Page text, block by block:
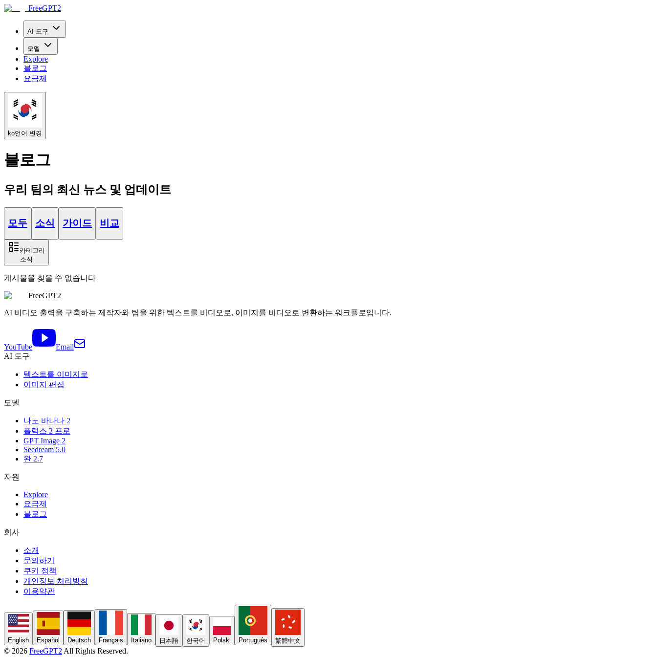
FreeGPT2
AI 도구
모델
Explore
블로그
요금제
ko언어 변경
블로그
우리 팀의 최신 뉴스 및 업데이트
모두 소식 가이드 비교
카테고리
소식
게시물을 찾을 수 없습니다
FreeGPT2
AI 비디오 출력을 구축하는 제작자와 팀을 위한 텍스트를 비디오로, 이미지를 비디오로 변환하는 워크플로입니다.
YouTube
Email
AI 도구
텍스트를 이미지로
이미지 편집
모델
나노 바나나 2
플럭스 2 프로
GPT Image 2
Seedream 5.0
완 2.7
자원
Explore
요금제
블로그
회사
소개
문의하기
쿠키 정책
개인정보 처리방침
이용약관
English Español Deutsch Français Italiano 日本語 한국어 Polski Português 繁體中文
© 2026 FreeGPT2 All Rights Reserved.